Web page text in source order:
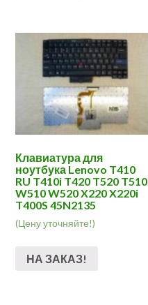
Клавиатура для
ноутбука Lenovo T410
RU T410i T420 T520 T510
W510 W520 X220 X220i
T400S 45N2135
(Цену уточняйте!)
НА ЗАКАЗ!